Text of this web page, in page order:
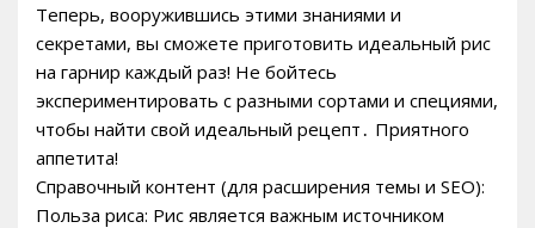
Теперь, вооружившись этими знаниями и
секретами, вы сможете приготовить идеальный рис
на гарнир каждый раз! Не бойтесь
экспериментировать с разными сортами и специями,
чтобы найти свой идеальный рецепт․ Приятного
аппетита!
Справочный контент (для расширения темы и SEO):
Польза риса: Рис является важным источником